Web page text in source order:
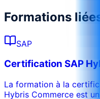
Formations
SAP
Certification SAP
La formation à la
Hybris Commerce est